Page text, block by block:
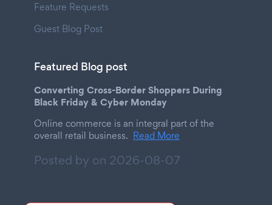
Feature Requests
Guest Blog Post
Featured Blog post
Converting Cross-Border Shoppers During
Black Friday & Cyber Monday
Online commerce is an integral part of the
overall retail business. Read More
Posted by on 2026-08-07